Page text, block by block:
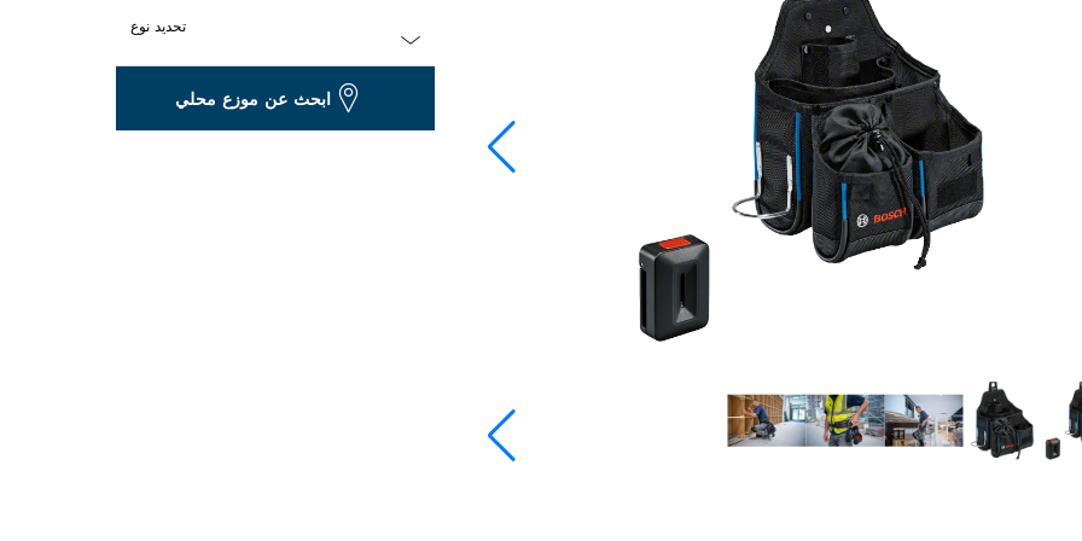
تحديد نوع
Dropdown
ابحث عن موزع محلي